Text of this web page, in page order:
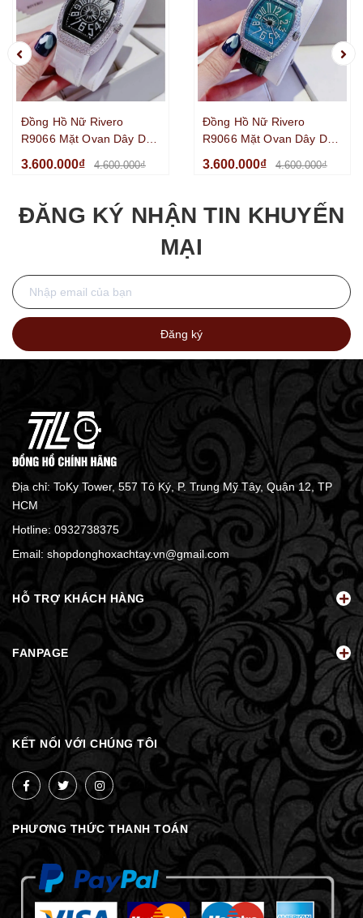
Đồng Hồ Nữ Rivero
R9066 Mặt Ovan Dây Da
32mm
3.600.000₫ 4.600.000₫
Đồng Hồ Nữ Rivero
R9066 Mặt Ovan Dây Da
Size 32mm
3.600.000₫ 4.600.000₫
ĐĂNG KÝ NHẬN TIN KHUYẾN
MẠI
Đăng ký
Địa chỉ: ToKy Tower, 557 Tô Ký, P. Trung Mỹ Tây, Quận 12, TP
HCM
Hotline: 0932738375
Email: shopdonghoxachtay.vn@gmail.com
HỖ TRỢ KHÁCH HÀNG
FANPAGE
KẾT NỐI VỚI CHÚNG TÔI
PHƯƠNG THỨC THANH TOÁN